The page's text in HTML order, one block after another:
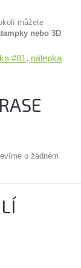
můžete
nebo 3D
#81, nálepka
o žádném